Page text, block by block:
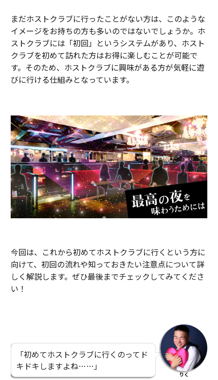
まだホストクラブに行ったことがない方は、このような
イメージをお持ちの方も多いのではないでしょうか。ホ
ストクラブには「初回」というシステムがあり、ホスト
クラブを初めて訪れた方はお得に楽しむことが可能で
す。そのため、ホストクラブに興味がある方が気軽に遊
びに行ける仕組みとなっています。
今回は、これから初めてホストクラブに行くという方に
向けて、初回の流れや知っておきたい注意点について詳
しく解説します。ぜひ最後までチェックしてみてくださ
い！
「初めてホストクラブに行くのってド
キドキしますよね……」
りく